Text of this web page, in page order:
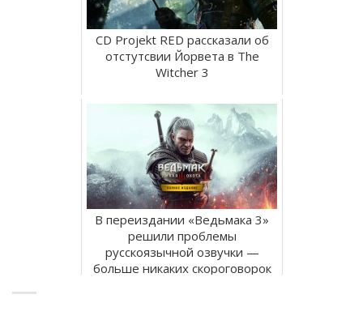
CD Projekt RED рассказали об
отстутсвии Йорвета в The
Witcher 3
В переиздании «Ведьмака 3»
решили проблемы
русскоязычной озвучки —
больше никаких скороговорок